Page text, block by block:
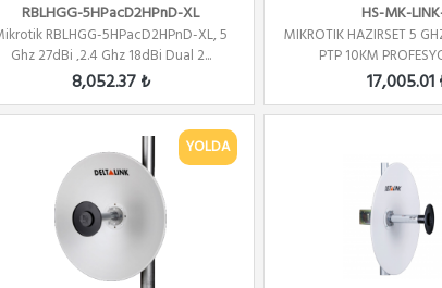
RBLHGG-5HPacD2HPnD-XL
RBLHGG-5HPacD2HPnD-XL, 5
Ghz 27dBi ,2.4 Ghz 18dBi Dual 2...
8,052.37 ₺
HS-MK-
MIKROTIK HAZIRSET 5
PTP 10KM
17,005.01
YOLDA